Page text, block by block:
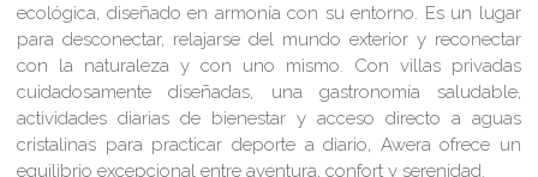
ecológica, diseñado en armonía con su entorno. Es un lugar
para desconectar, relajarse del mundo exterior y reconectar
con la naturaleza y con uno mismo. Con villas privadas
cuidadosamente diseñadas, una gastronomía saludable,
actividades diarias de bienestar y acceso directo a aguas
cristalinas para practicar deporte a diario, Awera ofrece un
equilibrio excepcional entre aventura, confort y serenidad.